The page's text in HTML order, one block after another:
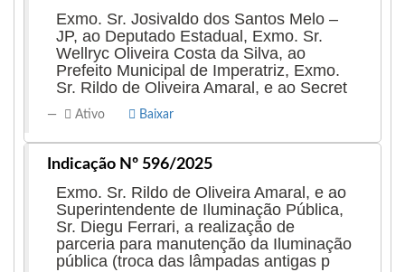
Exmo. Sr. Josivaldo dos Santos Melo –
JP, ao Deputado Estadual, Exmo. Sr.
Wellryc Oliveira Costa da Silva, ao
Prefeito Municipal de Imperatriz, Exmo.
Sr. Rildo de Oliveira Amaral, e ao Secret
Ativo Baixar
Indicação Nº 596/2025
Exmo. Sr. Rildo de Oliveira Amaral, e ao
Superintendente de Iluminação Pública,
Sr. Diegu Ferrari, a realização de
parceria para manutenção da Iluminação
pública (troca das lâmpadas antigas p